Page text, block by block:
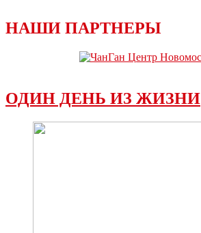
НАШИ ПАРТНЕРЫ
ОДИН ДЕНЬ ИЗ ЖИЗНИ